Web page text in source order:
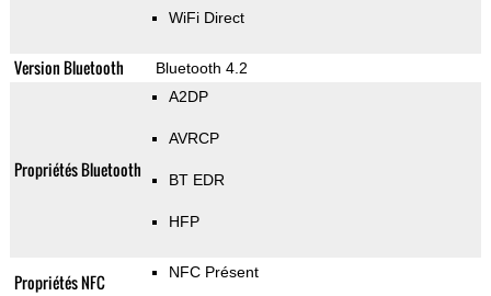
WiFi Direct
Version Bluetooth Bluetooth 4.2
Propriétés Bluetooth
A2DP
AVRCP
BT EDR
HFP
Propriétés NFC NFC Présent